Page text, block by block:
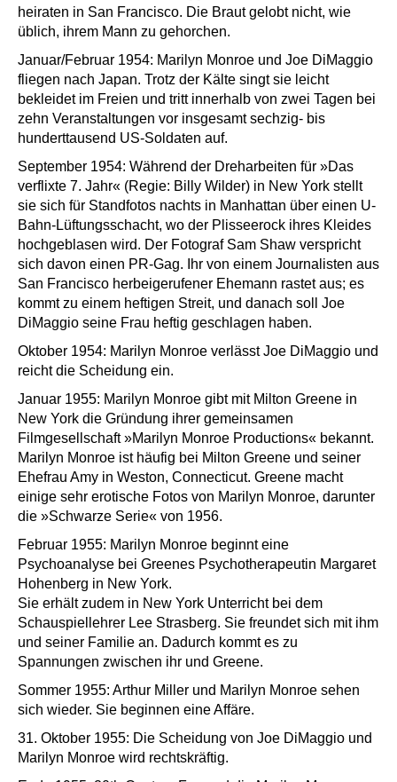
heiraten in San Francisco. Die Braut gelobt nicht, wie
üblich, ihrem Mann zu gehorchen.
Januar/Februar 1954: Marilyn Monroe und Joe DiMaggio
fliegen nach Japan. Trotz der Kälte singt sie leicht
bekleidet im Freien und tritt innerhalb von zwei Tagen bei
zehn Veranstaltungen vor insgesamt sechzig- bis
hunderttausend US-Soldaten auf.
September 1954: Während der Dreharbeiten für »Das
verflixte 7. Jahr« (Regie: Billy Wilder) in New York stellt
sie sich für Standfotos nachts in Manhattan über einen U-
Bahn-Lüftungsschacht, wo der Plisseerock ihres Kleides
hochgeblasen wird. Der Fotograf Sam Shaw verspricht
sich davon einen PR-Gag. Ihr von einem Journalisten aus
San Francisco herbeigerufener Ehemann rastet aus; es
kommt zu einem heftigen Streit, und danach soll Joe
DiMaggio seine Frau heftig geschlagen haben.
Oktober 1954: Marilyn Monroe verlässt Joe DiMaggio und
reicht die Scheidung ein.
Januar 1955: Marilyn Monroe gibt mit Milton Greene in
New York die Gründung ihrer gemeinsamen
Filmgesellschaft »Marilyn Monroe Productions« bekannt.
Marilyn Monroe ist häufig bei Milton Greene und seiner
Ehefrau Amy in Weston, Connecticut. Greene macht
einige sehr erotische Fotos von Marilyn Monroe, darunter
die »Schwarze Serie« von 1956.
Februar 1955: Marilyn Monroe beginnt eine
Psychoanalyse bei Greenes Psychotherapeutin Margaret
Hohenberg in New York.
Sie erhält zudem in New York Unterricht bei dem
Schauspiellehrer Lee Strasberg. Sie freundet sich mit ihm
und seiner Familie an. Dadurch kommt es zu
Spannungen zwischen ihr und Greene.
Sommer 1955: Arthur Miller und Marilyn Monroe sehen
sich wieder. Sie beginnen eine Affäre.
31. Oktober 1955: Die Scheidung von Joe DiMaggio und
Marilyn Monroe wird rechtskräftig.